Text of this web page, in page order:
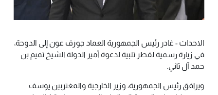
الاحداث - غادر رئيس الجمهورية العماد جوزف عون إلى الدوحة،
في زيارة رسمية لقطر تلبية لدعوة أمير الدولة الشيخ تميم بن
حمد آل ثاني.
ويرافق رئيس الجمهورية، وزير الخارجية والمغتربين يوسف